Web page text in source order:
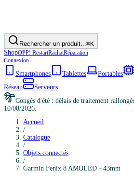
Rechercher un produit...⌘K
ShopOPP! RestartRachatRéparation
Connexion
Smartphones Tablettes Portables
Réseau
Serveurs
Congés d'été : délais de traitement
10/08/2026.
Accueil
/
Catalogue
/
Objets connectés
/
Garmin Fenix 8 AMOLED - 43mm